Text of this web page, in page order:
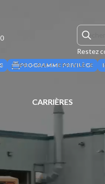
Restez
PROGRAMME PRIVILÈGE
CARRIÈRES